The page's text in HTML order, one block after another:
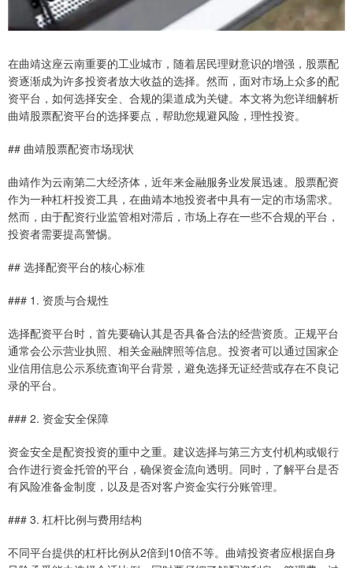
在曲靖这座云南重要的工业城市，随着居民理财意识的增强，股票配
资逐渐成为许多投资者放大收益的选择。然而，面对市场上众多的配
资平台，如何选择安全、合规的渠道成为关键。本文将为您详细解析
曲靖股票配资平台的选择要点，帮助您规避风险，理性投资。
## 曲靖股票配资市场现状
曲靖作为云南第二大经济体，近年来金融服务业发展迅速。股票配资
作为一种杠杆投资工具，在曲靖本地投资者中具有一定的市场需求。
然而，由于配资行业监管相对滞后，市场上存在一些不合规的平台，
投资者需要提高警惕。
## 选择配资平台的核心标准
### 1. 资质与合规性
选择配资平台时，首先要确认其是否具备合法的经营资质。正规平台
通常会公示营业执照、相关金融牌照等信息。投资者可以通过国家企
业信用信息公示系统查询平台背景，避免选择无证经营或存在不良记
录的平台。
### 2. 资金安全保障
资金安全是配资投资的重中之重。建议选择与第三方支付机构或银行
合作进行资金托管的平台，确保资金流向透明。同时，了解平台是否
有风险准备金制度，以及是否对客户资金实行分账管理。
### 3. 杠杆比例与费用结构
不同平台提供的杠杆比例从2倍到10倍不等。曲靖投资者应根据自身